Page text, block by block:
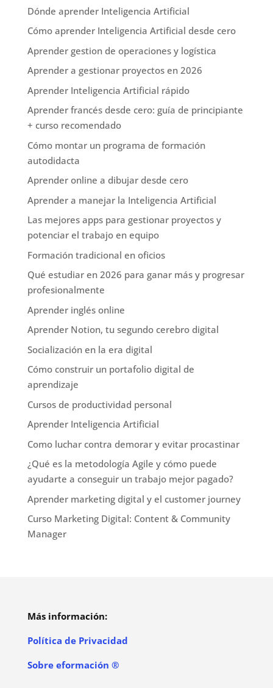
Dónde aprender Inteligencia Artificial
Cómo aprender Inteligencia Artificial desde cero
Aprender gestion de operaciones y logística
Aprender a gestionar proyectos en 2026
Aprender Inteligencia Artificial rápido
Aprender francés desde cero: guía de principiante
+ curso recomendado
Cómo montar un programa de formación
autodidacta
Aprender online a dibujar desde cero
Aprender a manejar la Inteligencia Artificial
Las mejores apps para gestionar proyectos y
potenciar el trabajo en equipo
Formación tradicional en oficios
Qué estudiar en 2026 para ganar más y progresar
profesionalmente
Aprender inglés online
Aprender Notion, tu segundo cerebro digital
Socialización en la era digital
Cómo construir un portafolio digital de
aprendizaje
Cursos de productividad personal
Aprender Inteligencia Artificial
Como luchar contra demorar y evitar procastinar
¿Qué es la metodología Agile y cómo puede
ayudarte a conseguir un trabajo mejor pagado?
Aprender marketing digital y el customer journey
Curso Marketing Digital: Content & Community
Manager
Más información:
Política de Privacidad
Sobre eformación ®